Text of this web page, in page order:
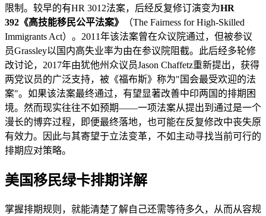
限制。较早的有HR 3012法案，后经反复修订演变为HR
392《高技能移民公平法案》
（The Fairness for High-Skilled
Immigrants Act）。2011年该法案曾在众议院通过，但被参议
员Grassley以国内高失业率为由在参议院阻截。此后经多轮修
改讨论，2017年由犹他州众议员Jason Chaffetz重新提出，获得
两党议员的广泛支持，被《福布斯》称为"国会最受欢迎的法
案"。如果该法案最终通过，有望显著改善中印两国的排期困
境。然而现实往往不如预期——一项法案从提出到通过是一个
漫长的博弈过程，即便最终落地，也可能在反复修改中丧失原
有效力。因此与其寄望于立法变革，不如主动寻找当前可行的
排期应对策略。
美国移民绿卡排期详解
掌握排期规则，就能清楚了解自己还需等待多久，从而从容规